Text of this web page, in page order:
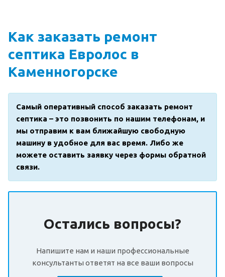
Как заказать ремонт
септика Евролос в
Каменногорске
Самый оперативный способ заказать ремонт
септика – это позвонить по нашим телефонам, и
мы отправим к вам ближайшую свободную
машину в удобное для вас время. Либо же
можете оставить заявку через формы обратной
связи.
Остались вопросы?
Напишите нам и наши профессиональные
консультанты ответят на все ваши вопросы